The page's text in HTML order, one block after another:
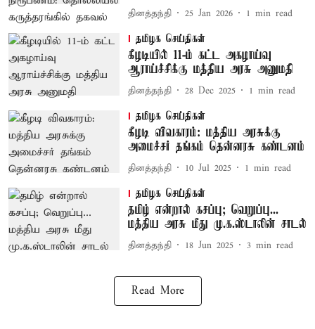
தினத்தந்தி 25 Jan 2026 1 min read
தமிழக செய்திகள்
கீழடியில் 11-ம் கட்ட அகழாய்வு
ஆராய்ச்சிக்கு மத்திய அரசு அனுமதி
தினத்தந்தி 28 Dec 2025 1 min read
தமிழக செய்திகள்
கீழடி விவகாரம்: மத்திய அரசுக்கு
அமைச்சர் தங்கம் தென்னரசு கண்டனம்
தினத்தந்தி 10 Jul 2025 1 min read
தமிழக செய்திகள்
தமிழ் என்றால் கசப்பு; வெறுப்பு...
மத்திய அரசு மீது மு.க.ஸ்டாலின் சாடல்
தினத்தந்தி 18 Jun 2025 3 min read
Read More